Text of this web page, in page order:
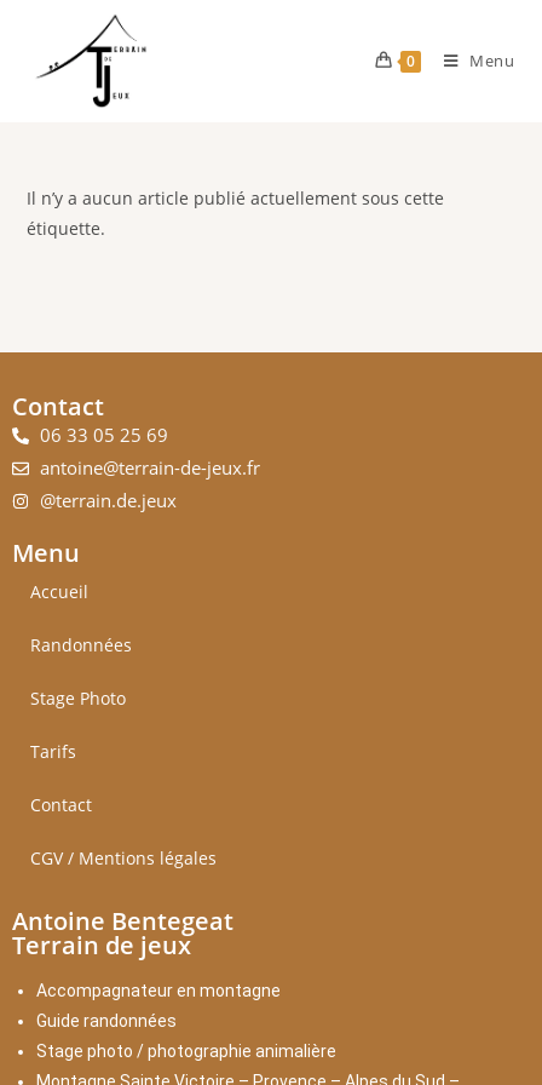
0 Menu
Il n’y a aucun article publié actuellement sous cette
étiquette.
Contact
06 33 05 25 69
antoine@terrain-de-jeux.fr
@terrain.de.jeux
Menu
Accueil
Randonnées
Stage Photo
Tarifs
Contact
CGV / Mentions légales
Antoine Bentegeat
Terrain de jeux
Accompagnateur en montagne
Guide randonnées
Stage photo / photographie animalière